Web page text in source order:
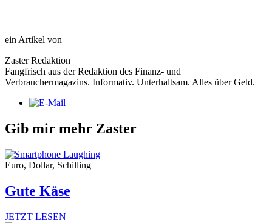
ein Artikel von
Zaster Redaktion
Fangfrisch aus der Redaktion des Finanz- und
Verbrauchermagazins. Informativ. Unterhaltsam. Alles über Geld.
Gib mir mehr Zaster
Euro, Dollar, Schilling
Gute Käse
JETZT LESEN